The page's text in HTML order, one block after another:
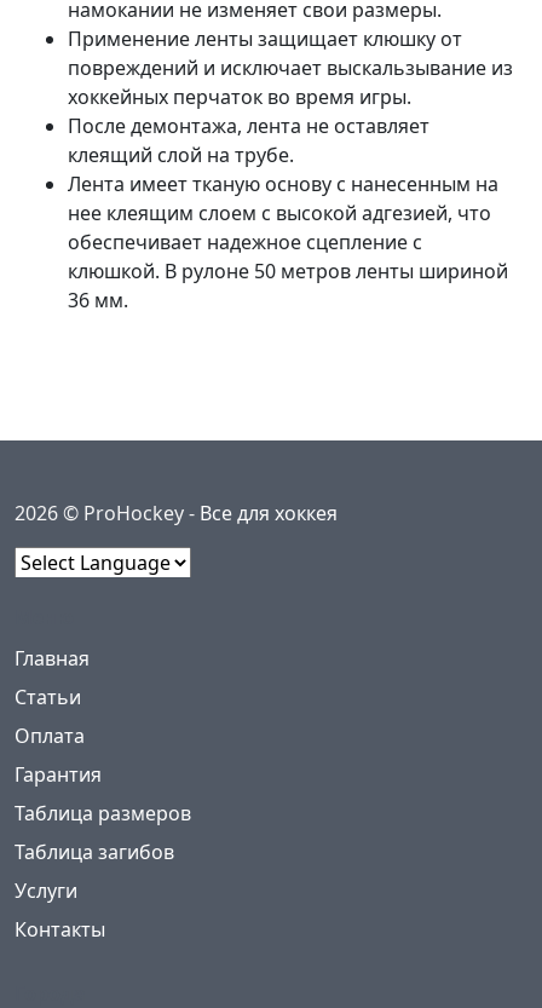
намокании не изменяет свои размеры.
Применение ленты защищает клюшку от
повреждений и исключает выскальзывание из
хоккейных перчаток во время игры.
После демонтажа, лента не оставляет
клеящий слой на трубе.
Лента имеет тканую основу с нанесенным на
нее клеящим слоем с высокой адгезией, что
обеспечивает надежное сцепление с
клюшкой. В рулоне 50 метров ленты шириной
36 мм.
2026 © ProHockey - Все для хоккея
Главная
Статьи
Оплата
Гарантия
Таблица размеров
Таблица загибов
Услуги
Контакты